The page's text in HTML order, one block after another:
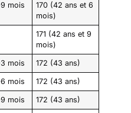
mois
170 (42 ans et 6
mois)
171 (42 ans et 9
mois)
mois 172 (43 ans)
mois 172 (43 ans)
mois 172 (43 ans)